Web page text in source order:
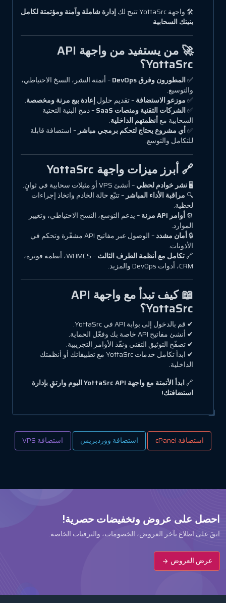
🛠 واجهة YottaSrc تتيح لك
إدارة شاملة وآمنة ومؤتمتة لكامل
بنيتك السحابية.
🚀 من يستفيد من واجهة API
YottaSrc؟
✅المطورون وفرق DevOps
– أتمتة النشر، النسخ الاحتياطي،
والتوسيع.
✅موزعو الاستضافة– تقديم حلولإعادة بيع مرنة ومخصصة.
✅الشركات التقنية ومنصات SaaS
– دمج البنية التحتية
السحابية معأنظمتهم الداخلية.
✅أي مشروع يحتاج لتحكم برمجي مباشر – استضافة قابلة
للتكامل والتوسع.
🔗 أبرز ميزات واجهة YottaSrc
🖥نشر خوادم لحظي– أنشئ VPS أو مثيلات سحابية في ثوانٍ.
🔍 مراقبة الأداء المباشر – تتبّع حالة الخادم واتخاذ إجراءات
لحظية.
⚙أوامر API مرنة
– يدعم التوسع، النسخ الاحتياطي، وتغيير
الموارد.
🔒أمان مشدد
– الوصول عبر مفاتيح API مشفّرة وتحكم في
الأذونات.
🔗تكامل مع أنظمة الطرف الثالث
– WHMCS، أنظمة فوترة،
CRM، أدوات DevOps والمزيد.
📖 كيف تبدأ مع واجهة API
YottaSrc؟
✔ قم بالدخول إلى بوابة API في YottaSrc.
✔ أنشئ مفاتيح API خاصة بك وفعّل الحماية.
✔ تصفّح التوثيق التقني ونفّذ الأوامر التجريبية.
✔ ابدأ تكامل خدمات YottaSrc مع تطبيقاتك أو أنظمتك
الداخلية.
🔗
ابدأ الأتمتة مع واجهة YottaSrc API اليوم وارتقِ بإدارة
استضافتك!
استضافة cPanel استضافة ووردبريس استضافة VPS
احصل على عروض وتخفيضات حصرية!
ابقَ على اطلاع بآخر العروض، الخصومات، والترقيات الخاصة.
عرض العروض